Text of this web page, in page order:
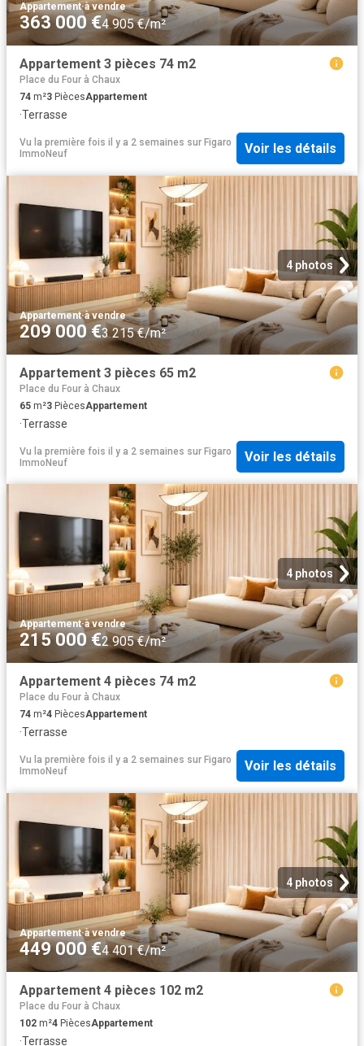
Appartement·à vendre
363 000 €4 905 €/m²
Appartement 3 pièces 74 m2
Place du Four à Chaux
74 m²3 PiècesAppartement
·Terrasse
Vu la première fois il y a 2 semaines sur Figaro
ImmoNeuf
Voir les détails
4 photos
Appartement·à vendre
209 000 €3 215 €/m²
Appartement 3 pièces 65 m2
Place du Four à Chaux
65 m²3 PiècesAppartement
·Terrasse
Vu la première fois il y a 2 semaines sur Figaro
ImmoNeuf
Voir les détails
4 photos
Appartement·à vendre
215 000 €2 905 €/m²
Appartement 4 pièces 74 m2
Place du Four à Chaux
74 m²4 PiècesAppartement
·Terrasse
Vu la première fois il y a 2 semaines sur Figaro
ImmoNeuf
Voir les détails
4 photos
Appartement·à vendre
449 000 €4 401 €/m²
Appartement 4 pièces 102 m2
Place du Four à Chaux
102 m²4 PiècesAppartement
·Terrasse